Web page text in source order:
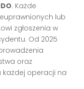
. Każde
lub
zgłoszenia w
Od 2025
oraz
każdej operacji na